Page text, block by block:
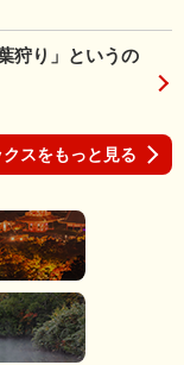
狩り」というの
クスをもっと見る